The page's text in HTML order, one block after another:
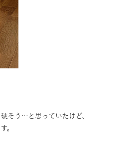
そう…と思っていたけど、
。